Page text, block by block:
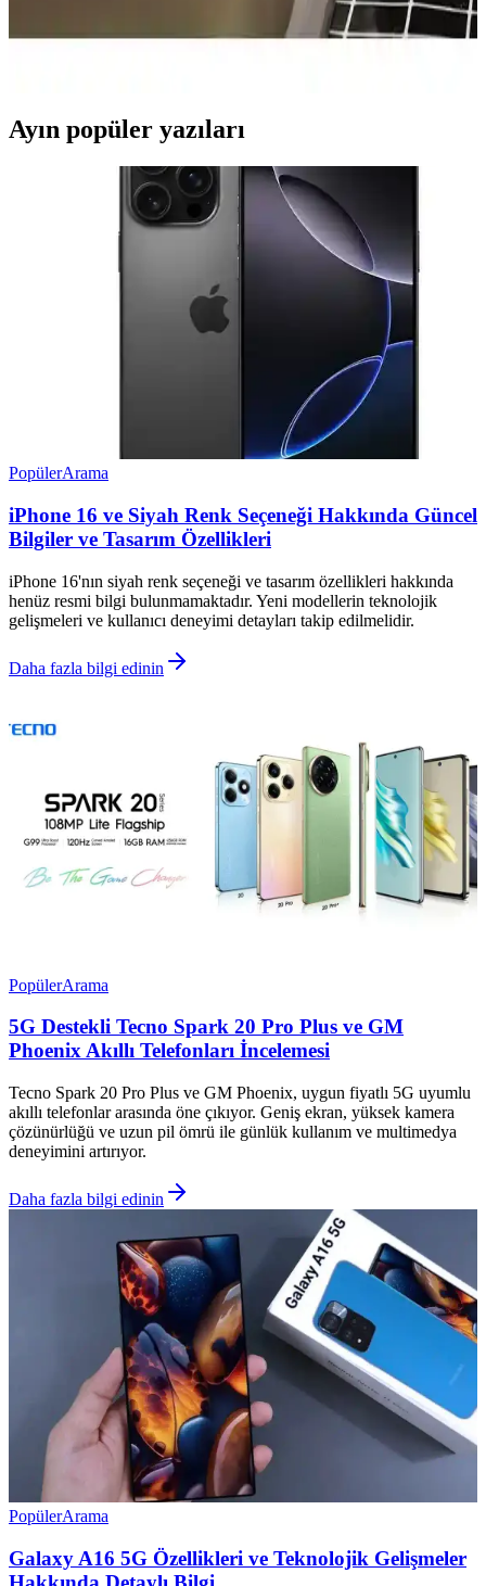
Modern yaşamın vazgeçilmezi olan hızlı su ısıtıcıları, pratiklik, enerji
tasarrufu ve güvenlik özellikleriyle öne çıkar. Farklı modeller ve
Ayın popüler yazıları
PopülerArama
iPhone 16 ve Siyah Renk Seçeneği Hakkında Güncel
Bilgiler ve Tasarım Özellikleri
iPhone 16'nın siyah renk seçeneği ve tasarım özellikleri hakkında
henüz resmi bilgi bulunmamaktadır. Yeni modellerin teknolojik
gelişmeleri ve kullanıcı deneyimi detayları takip edilmelidir.
Daha fazla bilgi edinin
PopülerArama
5G Destekli Tecno Spark 20 Pro Plus ve GM
Phoenix Akıllı Telefonları İncelemesi
Tecno Spark 20 Pro Plus ve GM Phoenix, uygun fiyatlı 5G uyumlu
akıllı telefonlar arasında öne çıkıyor. Geniş ekran, yüksek kamera
çözünürlüğü ve uzun pil ömrü ile günlük kullanım ve multimedya
deneyimini artırıyor.
Daha fazla bilgi edinin
PopülerArama
Galaxy A16 5G Özellikleri ve Teknolojik Gelişmeler